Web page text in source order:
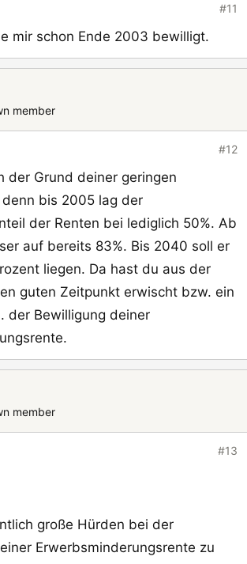
#11
mir schon Ende 2003 bewilligt.
member
#12
der Grund deiner geringen
bis 2005 lag der
der Renten bei lediglich 50%. Ab
auf bereits 83%. Bis 2040 soll er
liegen. Da hast du aus der
guten Zeitpunkt erwischt bzw. ein
der Bewilligung deiner
member
#13
große Hürden bei der
Erwerbsminderungsrente zu